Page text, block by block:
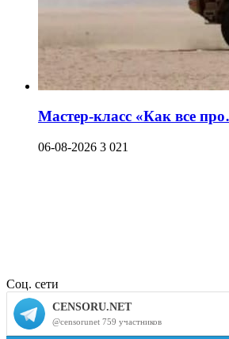
Мастер-класс «Как все
06-08-2026 3 021
Соц. сети